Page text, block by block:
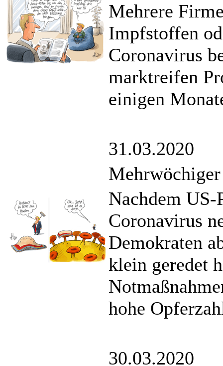
Mehrere
Impfstoffen
Coronavirus
marktreifen
einigen
31.03.2020
Nachdem US-
Coronavirus
Demokraten
klein geredet
hohe
30.03.2020